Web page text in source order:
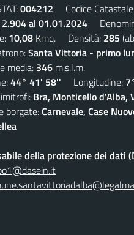
004212 Codice
2.904 al 01.01.2024
10,08 Kmq. Densità: 285
Santa Vittoria - primo
media: 346 m.s.l.m.
44° 41' 58'' Longitudine:
Bra, Monticello d'Alba,
borgate:Carnevale, Case
della protezione dei dati